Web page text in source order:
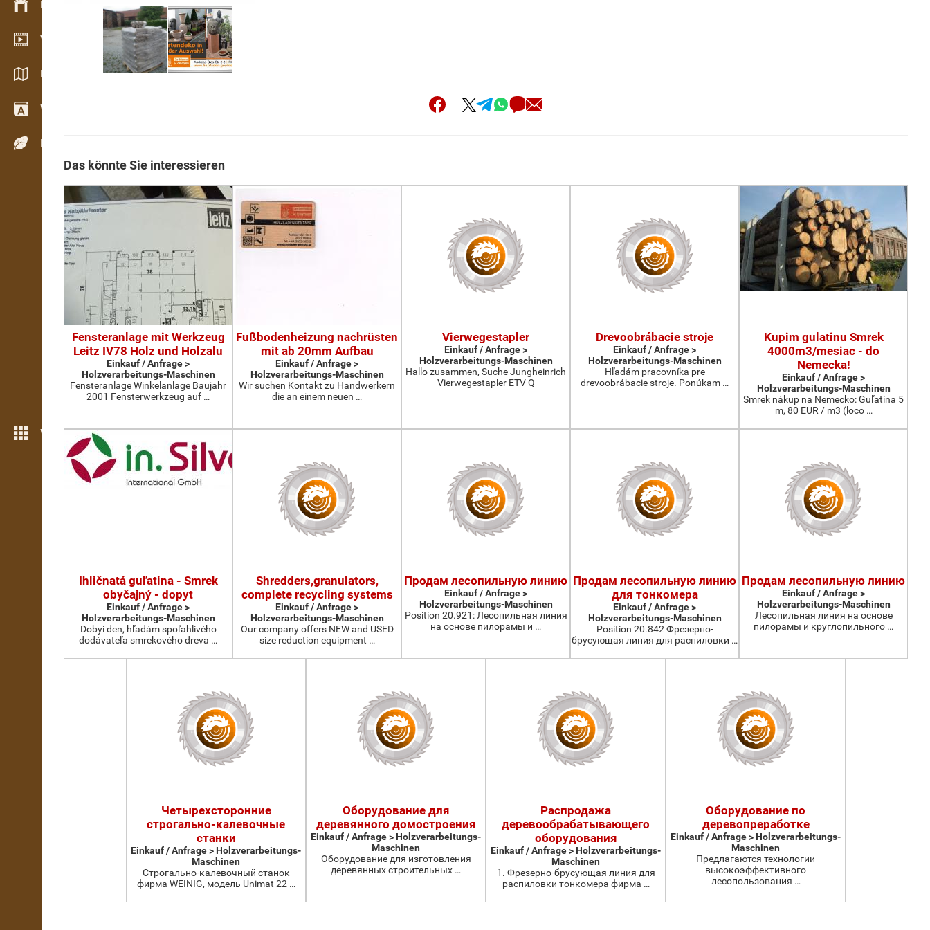
Bestandsmanagement
Video Showroom
Kataloge / Broschüren
Wörterbuch
Holzarten
Weitere Funktionen
Das könnte Sie interessieren
Fensteranlage mit Werkzeug
Leitz IV78 Holz und Holzalu
Einkauf / Anfrage >
Holzverarbeitungs-Maschinen
Fensteranlage Winkelanlage Baujahr
2001 Fensterwerkzeug auf …
Fußbodenheizung nachrüsten
mit ab 20mm Aufbau
Einkauf / Anfrage >
Holzverarbeitungs-Maschinen
Wir suchen Kontakt zu Handwerkern
die an einem neuen …
Vierwegestapler
Einkauf / Anfrage >
Holzverarbeitungs-Maschinen
Hallo zusammen, Suche Jungheinrich
Vierwegestapler ETV Q
Drevoobrábacie stroje
Einkauf / Anfrage >
Holzverarbeitungs-Maschinen
Hľadám pracovníka pre
drevoobrábacie stroje. Ponúkam …
Kupim gulatinu Smrek
4000m3/mesiac - do
Nemecka!
Einkauf / Anfrage >
Holzverarbeitungs-Maschinen
Smrek nákup na Nemecko: Guľatina 5
m, 80 EUR / m3 (loco …
Ihličnatá guľatina - Smrek
obyčajný - dopyt
Einkauf / Anfrage >
Holzverarbeitungs-Maschinen
Dobyi den, hľadám spoľahlivého
dodávateľa smrekového dreva …
Shredders,granulators,
complete recycling systems
Einkauf / Anfrage >
Holzverarbeitungs-Maschinen
Our company offers NEW and USED
size reduction equipment …
Продам лесопильную линию
Einkauf / Anfrage >
Holzverarbeitungs-Maschinen
Position 20.921: Лесопильная линия
на основе пилорамы и …
Продам лесопильную линию
для тонкомера
Einkauf / Anfrage >
Holzverarbeitungs-Maschinen
Position 20.842 Фрезерно-
брусующая линия для распиловки …
Продам лесопильную линию
Einkauf / Anfrage >
Holzverarbeitungs-Maschinen
Лесопильная линия на основе
пилорамы и круглопильного …
Четырехсторонние
строгально-калевочные
станки
Einkauf / Anfrage > Holzverarbeitungs-
Maschinen
Строгально-калевочный станок
фирма WEINIG, модель Unimat 22 …
Оборудование для
деревянного домостроения
Einkauf / Anfrage > Holzverarbeitungs-
Maschinen
Оборудование для изготовления
деревянных строительных …
Распродажа
деревообрабатывающего
оборудования
Einkauf / Anfrage > Holzverarbeitungs-
Maschinen
1. Фрезерно-брусующая линия для
распиловки тонкомера фирма …
Оборудование по
деревопреработке
Einkauf / Anfrage > Holzverarbeitungs-
Maschinen
Предлагаются технологии
высокоэффективного
лесопользования …